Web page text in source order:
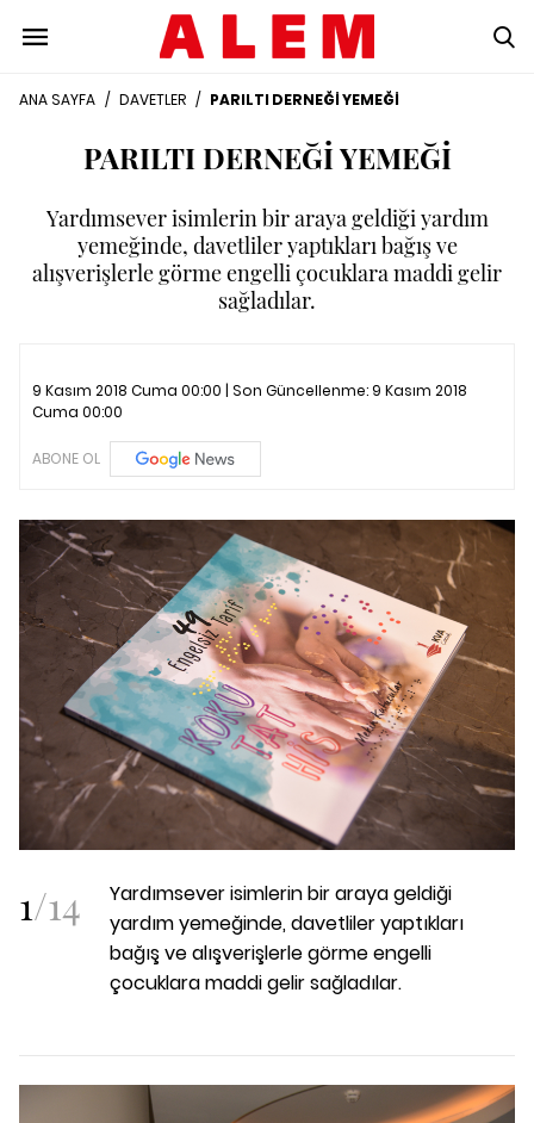
ANA SAYFA / DAVETLER / PARILTI DERNEĞİ YEMEĞİ
PARILTI DERNEĞİ YEMEĞİ
Yardımsever isimlerin bir araya geldiği yardım
yemeğinde, davetliler yaptıkları bağış ve
alışverişlerle görme engelli çocuklara maddi gelir
sağladılar.
9 Kasım 2018 Cuma 00:00 | Son Güncellenme: 9 Kasım 2018
Cuma 00:00
ABONE OL
1/14
Yardımsever isimlerin bir araya geldiği
yardım yemeğinde, davetliler yaptıkları
bağış ve alışverişlerle görme engelli
çocuklara maddi gelir sağladılar.